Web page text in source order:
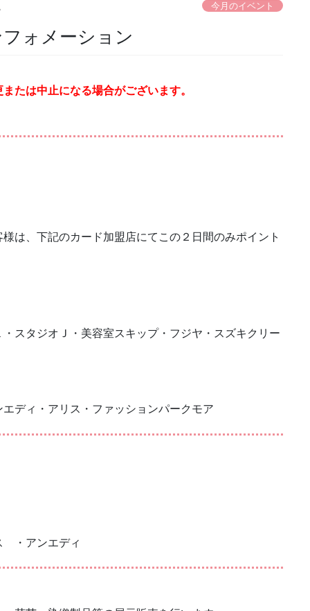
今月のイベント
ォメーション
たは中止になる場合がございます。
は、下記のカード加盟店にてこの２日間のみポイント
スタジオＪ・美容室スキップ・フジヤ・スズキクリー
ディ・アリス・ファッションパークモア
・アンエディ